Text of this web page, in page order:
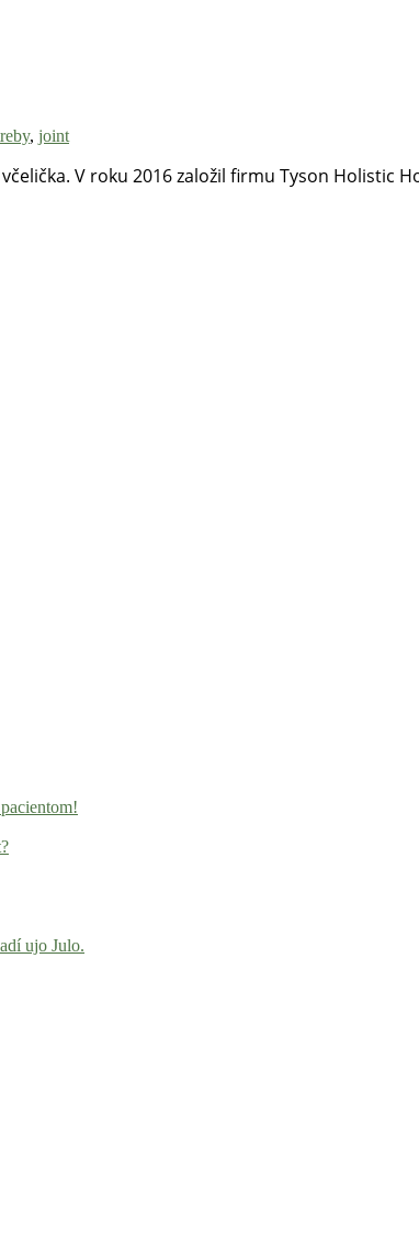
, joint
V roku 2016 založil firmu Tyson Holistic
ujo Julo.